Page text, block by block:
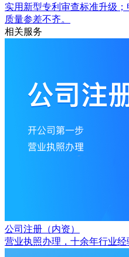
实用新型专利审查标准升级
质量参差不齐。
相关服务
公司注册（内资）
营业执照办理，十余年行业